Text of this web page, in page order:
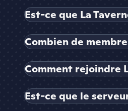
Est-ce que La
Combien de
Comment rejoindre
Est-ce que le